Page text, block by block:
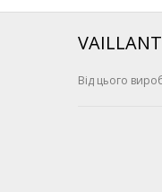
VAILLANT
Від цього